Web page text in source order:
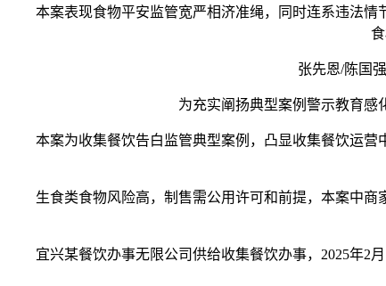
本案表现食物平安监管宽严相济准绳，同时连系违法情
张先恩/陈国强/
为充实阐扬典型案例警示教育感化
本案为收集餐饮告白监管典型案例，凸显收集餐饮运营
生食类食物风险高，制售需公用许可和前提，本案中商
宜兴某餐饮办事无限公司供给收集餐饮办事，2025年2月